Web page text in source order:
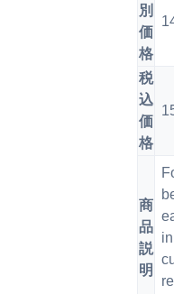
別
価
格
税
込
価
格
商
品
説
明